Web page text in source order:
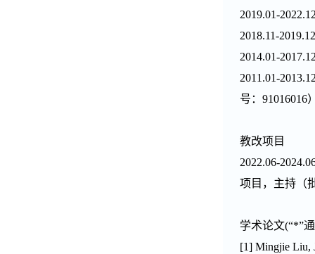
2019.01-
2018.11-
2014.01-
2011.01-
号： 91016016
教改项目
2022.06-
项目，主持（
学术论文(“*”
[1] Mingjie Liu,